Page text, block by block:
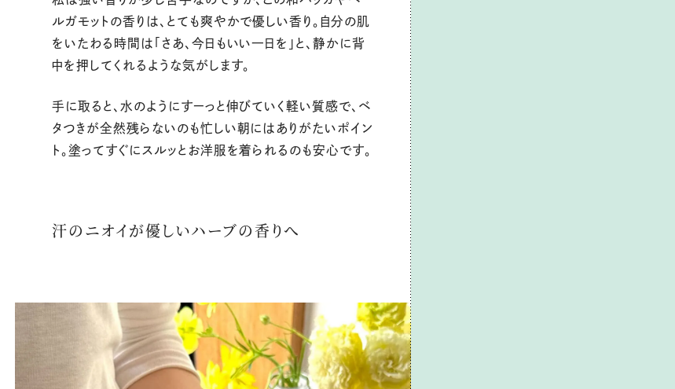
ルガモットの香りは、とても爽やかで優しい香り。自分の肌
をいたわる時間は「さあ、今日もいい一日を」と、静かに背
中を押してくれるような気がします。
手に取ると、水のようにすーっと伸びていく軽い質感で、ベ
タつきが全然残らないのも忙しい朝にはありがたいポイン
ト。塗ってすぐにスルッとお洋服を着られるのも安心です。
汗のニオイが優しいハーブの香りへ